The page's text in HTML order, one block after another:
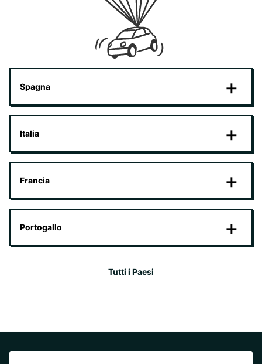
Spagna
Italia
Francia
Portogallo
Tutti i Paesi